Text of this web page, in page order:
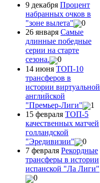
9 декабря Процент
набранных очков в
"зоне вылета"
0
26 января Самые
длинные победные
серии на старте
сезона.
0
14 июня ТОП-10
трансферов в
истории виртуальной
английской
"Премьер-Лиги"
1
15 февраля ТОП-5
качественных матчей
голландской
"Эредивизии"
0
7 февраля Рекордные
трансферы в истории
испанской "Ла Лиги"
0